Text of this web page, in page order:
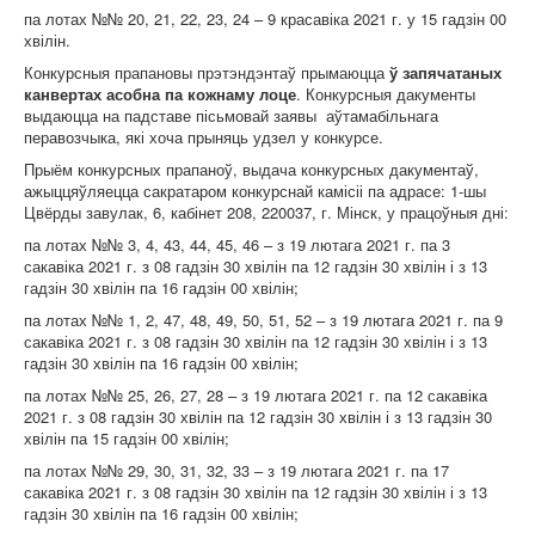
па лотах №№ 20, 21, 22, 23, 24 – 9 красавіка 2021 г. у 15 гадзін 00
хвілін.
Конкурсныя прапановы прэтэндэнтаў прымаюццаў запячатаных
канвертах асобна па кожнаму лоце. Конкурсныя дакументы
выдаюцца на падставе пісьмовай заявы аўтамабільнага
перавозчыка, які хоча прыняць удзел у конкурсе.
Прыём конкурсных прапаноў, выдача конкурсных дакументаў,
ажыццяўляецца сакратаром конкурснай камісіі па адрасе: 1-шы
Цвёрды завулак, 6, кабінет 208, 220037, г. Мінск, у працоўныя дні:
па лотах №№ 3, 4, 43, 44, 45, 46 – з 19 лютага 2021 г. па 3
сакавіка 2021 г. з 08 гадзін 30 хвілін па 12 гадзін 30 хвілін і з 13
гадзін 30 хвілін па 16 гадзін 00 хвілін;
па лотах №№ 1, 2, 47, 48, 49, 50, 51, 52 – з 19 лютага 2021 г. па 9
сакавіка 2021 г. з 08 гадзін 30 хвілін па 12 гадзін 30 хвілін і з 13
гадзін 30 хвілін па 16 гадзін 00 хвілін;
па лотах №№ 25, 26, 27, 28 – з 19 лютага 2021 г. па 12 сакавіка
2021 г. з 08 гадзін 30 хвілін па 12 гадзін 30 хвілін і з 13 гадзін 30
хвілін па 15 гадзін 00 хвілін;
па лотах №№ 29, 30, 31, 32, 33 – з 19 лютага 2021 г. па 17
сакавіка 2021 г. з 08 гадзін 30 хвілін па 12 гадзін 30 хвілін і з 13
гадзін 30 хвілін па 16 гадзін 00 хвілін;